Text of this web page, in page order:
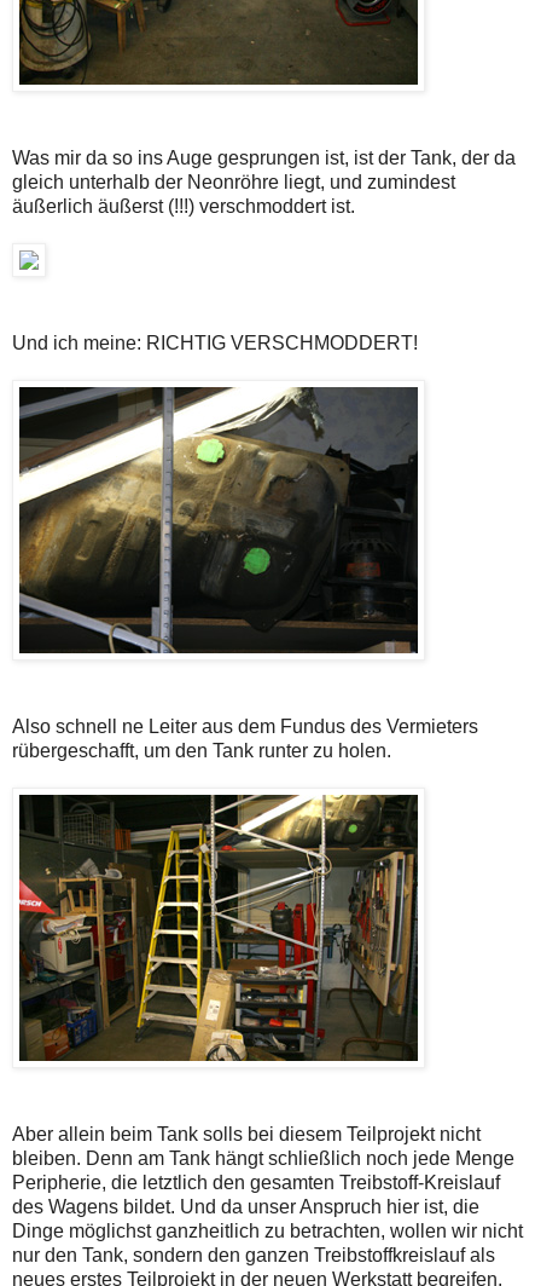
Was mir da so ins Auge gesprungen ist, ist der Tank, der da
gleich unterhalb der Neonröhre liegt, und zumindest
äußerlich äußerst (!!!) verschmoddert ist.
Und ich meine: RICHTIG VERSCHMODDERT!
Also schnell ne Leiter aus dem Fundus des Vermieters
rübergeschafft, um den Tank runter zu holen.
Aber allein beim Tank solls bei diesem Teilprojekt nicht
bleiben. Denn am Tank hängt schließlich noch jede Menge
Peripherie, die letztlich den gesamten Treibstoff-Kreislauf
des Wagens bildet. Und da unser Anspruch hier ist, die
Dinge möglichst ganzheitlich zu betrachten, wollen wir nicht
nur den Tank, sondern den ganzen Treibstoffkreislauf als
neues erstes Teilprojekt in der neuen Werkstatt begreifen.